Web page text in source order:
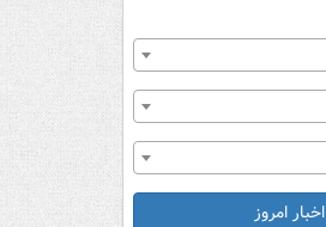
اخبار امروز